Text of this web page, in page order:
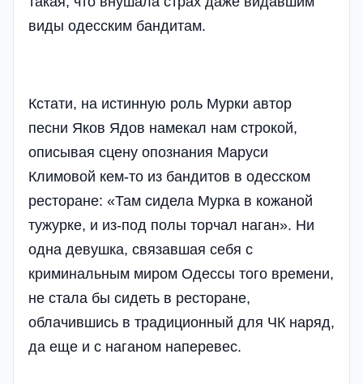
виды одесским бандитам.
Кстати, на истинную роль Мурки автор
песни Яков Ядов намекал нам строкой,
описывая сцену опознания Маруси
Климовой кем-то из бандитов в одесском
ресторане: «Там сидела Мурка в кожаной
тужурке, и из-под полы торчал наган». Ни
одна девушка, связавшая себя с
криминальным миром Одессы того времени,
не стала бы сидеть в ресторане,
облачившись в традиционный для ЧК наряд,
да еще и с наганом наперевес.